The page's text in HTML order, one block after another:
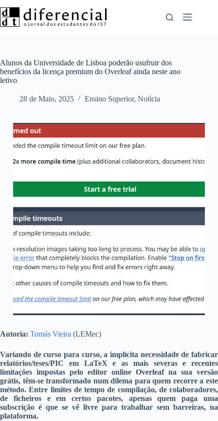
para
o
Alunos da Universidade de Lisboa poderão usufruir dos
benefícios da licença premium do Overleaf ainda neste ano
letivo
28 de Maio, 2025 Ensino Superior, Notícia
Autoria: Tomás Vieira (LEMec)
Variando de curso para curso, a implícita necessidade de fabricar
relatórios/teses/PIC em LaTeX e as mais severas e recentes
limitações impostas pelo editor online Overleaf na sua versão
grátis, têm-se transformado num dilema para quem recorre a este
método. Entre limites de tempo de compilação, de colaboradores,
de ficheiros e em certos pacotes, apenas quem paga uma
subscrição é que se vê livre para trabalhar sem barreiras, na
plataforma.